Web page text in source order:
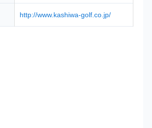
http://www.kashiwa-golf.co.jp/